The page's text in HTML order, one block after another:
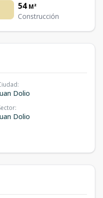
54 M²
Construcción
:
Dolio
:
Dolio